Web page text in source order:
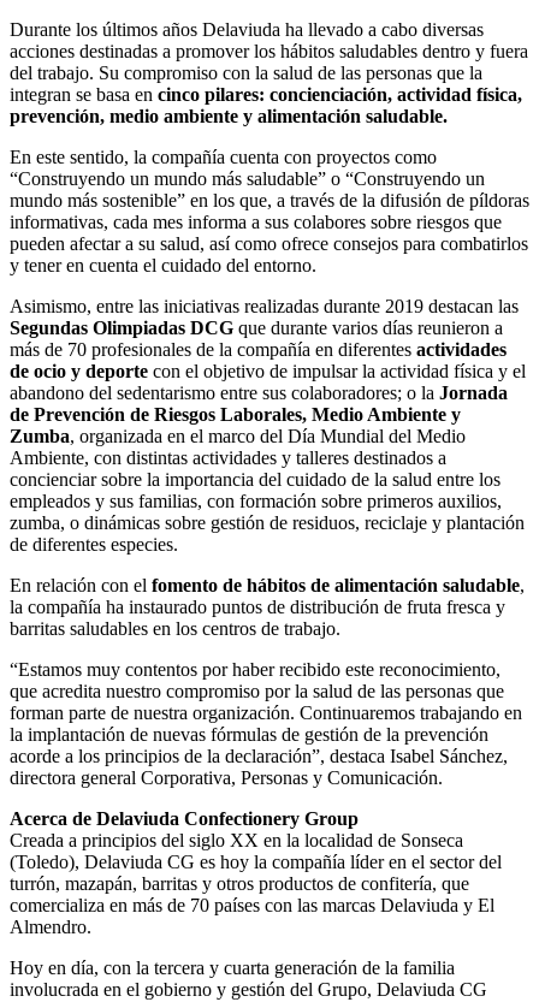
Durante los últimos años Delaviuda ha llevado a cabo diversas
acciones destinadas a promover los hábitos saludables dentro y fuera
del trabajo. Su compromiso con la salud de las personas que la
integran se basa en cinco pilares: concienciación, actividad física,
prevención, medio ambiente y alimentación saludable.
En este sentido, la compañía cuenta con proyectos como
“Construyendo un mundo más saludable” o “Construyendo un
mundo más sostenible” en los que, a través de la difusión de píldoras
informativas, cada mes informa a sus colabores sobre riesgos que
pueden afectar a su salud, así como ofrece consejos para combatirlos
y tener en cuenta el cuidado del entorno.
Asimismo, entre las iniciativas realizadas durante 2019 destacan las
Segundas Olimpiadas DCG que durante varios días reunieron a
más de 70 profesionales de la compañía en diferentes actividades
de ocio y deporte con el objetivo de impulsar la actividad física y el
abandono del sedentarismo entre sus colaboradores; o la Jornada
de Prevención de Riesgos Laborales, Medio Ambiente y
Zumba, organizada en el marco del Día Mundial del Medio
Ambiente, con distintas actividades y talleres destinados a
concienciar sobre la importancia del cuidado de la salud entre los
empleados y sus familias, con formación sobre primeros auxilios,
zumba, o dinámicas sobre gestión de residuos, reciclaje y plantación
de diferentes especies.
En relación con el fomento de hábitos de alimentación saludable,
la compañía ha instaurado puntos de distribución de fruta fresca y
barritas saludables en los centros de trabajo.
“Estamos muy contentos por haber recibido este reconocimiento,
que acredita nuestro compromiso por la salud de las personas que
forman parte de nuestra organización. Continuaremos trabajando en
la implantación de nuevas fórmulas de gestión de la prevención
acorde a los principios de la declaración”, destaca Isabel Sánchez,
directora general Corporativa, Personas y Comunicación.
Acerca de Delaviuda Confectionery Group
Creada a principios del siglo XX en la localidad de Sonseca
(Toledo), Delaviuda CG es hoy la compañía líder en el sector del
turrón, mazapán, barritas y otros productos de confitería, que
comercializa en más de 70 países con las marcas Delaviuda y El
Almendro.
Hoy en día, con la tercera y cuarta generación de la familia
involucrada en el gobierno y gestión del Grupo, Delaviuda CG